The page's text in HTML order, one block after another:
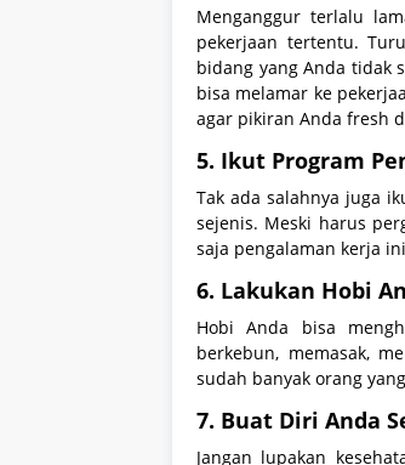
Menganggur terlalu
pekerjaan tertentu.
bidang yang Anda tidak
bisa melamar ke
agar pikiran Anda fresh
5. Ikut Program
Tak ada salahnya juga
sejenis. Meski harus
saja pengalaman kerja
6. Lakukan Hobi
Hobi Anda bisa
berkebun, memasak,
sudah banyak orang
7. Buat Diri Anda
Jangan lupakan